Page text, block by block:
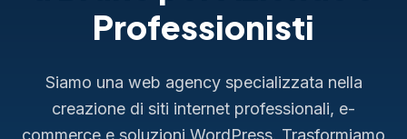
Professionisti
Siamo una web agency specializzata nella
creazione di siti internet professionali, e-